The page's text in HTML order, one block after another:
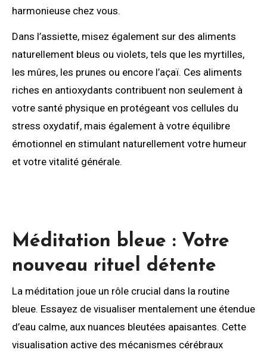
harmonieuse chez vous.
Dans l’assiette, misez également sur des aliments
naturellement bleus ou violets, tels que les myrtilles,
les mûres, les prunes ou encore l’açaï. Ces aliments
riches en antioxydants contribuent non seulement à
votre santé physique en protégeant vos cellules du
stress oxydatif, mais également à votre équilibre
émotionnel en stimulant naturellement votre humeur
et votre vitalité générale.
Méditation bleue : Votre
nouveau rituel détente
La méditation joue un rôle crucial dans la routine
bleue. Essayez de visualiser mentalement une étendue
d’eau calme, aux nuances bleutées apaisantes. Cette
visualisation active des mécanismes cérébraux